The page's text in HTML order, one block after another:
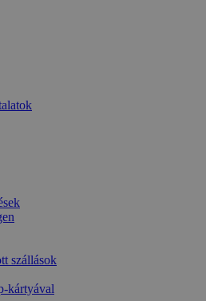
szállások
kártyával